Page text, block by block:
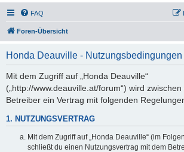
FAQ
Foren-Übersicht
Honda Deauville - Nutzungsbedingungen
Mit dem Zugriff auf „Honda Deauville“
(„http://www.deauville.at/forum“) wird
Betreiber ein Vertrag mit folgenden
1. NUTZUNGSVERTRAG
Mit dem Zugriff auf „Honda Deauville“ (im
schließt du einen Nutzungsvertrag mit dem